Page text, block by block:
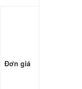
Đơn giá